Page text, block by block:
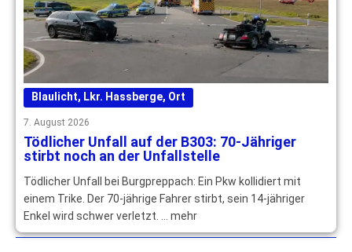
Blaulicht, Lkr. Hassberge, Ort
7. August 2026
Tödlicher Unfall auf der B303: 70-Jähriger
stirbt noch an der Unfallstelle
Tödlicher Unfall bei Burgpreppach: Ein Pkw kollidiert mit
einem Trike. Der 70-jährige Fahrer stirbt, sein 14-jähriger
Enkel wird schwer verletzt. … mehr